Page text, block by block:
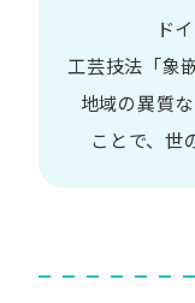
ド
工芸技法​「象
地域の​異質
ことで、 世